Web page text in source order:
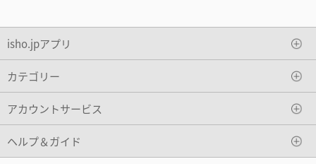
isho.jpアプリ
カテゴリー
アカウントサービス
ヘルプ＆ガイド